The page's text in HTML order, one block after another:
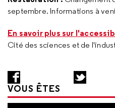
septembre. Informations à
En savoir plus sur
Cité des sciences et de
VOUS ÊTES